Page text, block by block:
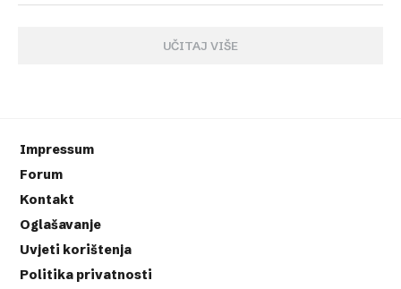
UČITAJ VIŠE
Impressum
Forum
Kontakt
Oglašavanje
Uvjeti korištenja
Politika privatnosti